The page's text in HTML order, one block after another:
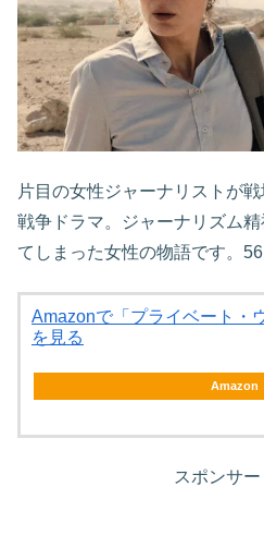
片目の女性ジャーナリストが
戦争ドラマ。ジャーナリズム
てしまった女性の物語です。
Amazonで「プライベート・
を見る
Amazon
スポンサー